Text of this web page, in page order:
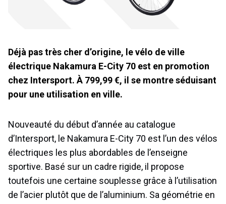
Déjà pas très cher d’origine, le vélo de ville
électrique Nakamura E-City 70 est en promotion
chez Intersport. À 799,99 €, il se montre séduisant
pour une utilisation en ville.
Nouveauté du début d’année au catalogue
d’Intersport, le Nakamura E-City 70 est l’un des vélos
électriques les plus abordables de l’enseigne
sportive. Basé sur un cadre rigide, il propose
toutefois une certaine souplesse grâce à l’utilisation
de l’acier plutôt que de l’aluminium. Sa géométrie en